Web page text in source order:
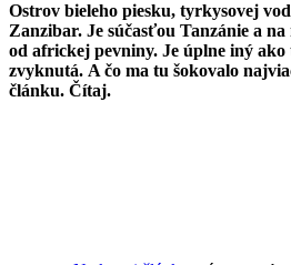
Ostrov bieleho piesku, tyrkysovej
Zanzibar. Je súčasťou Tanzánie a
od africkej pevniny. Je úplne iný ako
zvyknutá. A čo ma tu šokovalo
článku. Čítaj.